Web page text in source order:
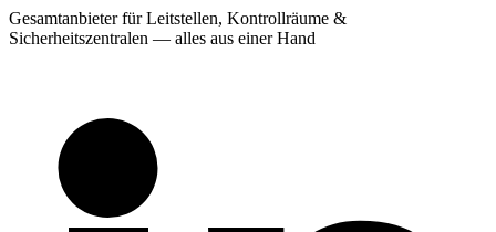
Gesamtanbieter für Leitstellen, Kontrollräume &
Sicherheitszentralen — alles aus einer Hand